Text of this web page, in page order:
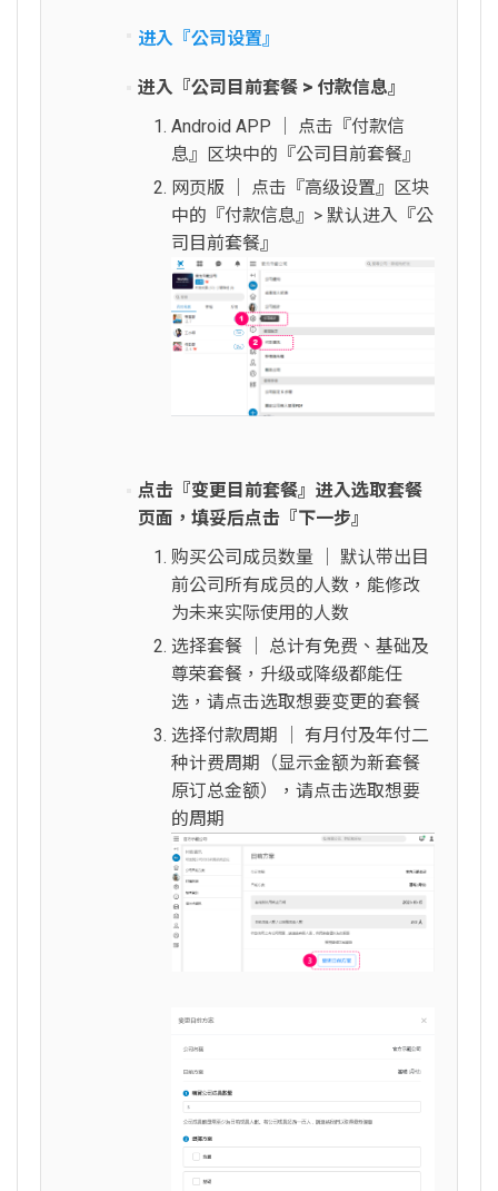
进入『公司设置』
进入『公司目前套餐 > 付款信息』
Android APP │ 点击『付款信
息』区块中的『公司目前套餐』
网页版 │ 点击『高级设置』区块
中的『付款信息』> 默认进入『公
司目前套餐』
点击『变更目前套餐』进入选取套餐
页面，填妥后点击『下一步』
购买公司成员数量 │ 默认带出目
前公司所有成员的人数，能修改
为未来实际使用的人数
选择套餐 │ 总计有免费、基础及
尊荣套餐，升级或降级都能任
选，请点击选取想要变更的套餐
选择付款周期 │ 有月付及年付二
种计费周期（显示金额为新套餐
原订总金额），请点击选取想要
的周期